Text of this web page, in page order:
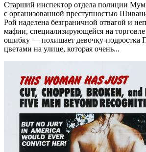
Старший инспектор отдела полиции
с организованной преступностью
Рой наделена безграничной отвагой и
мафии, специализирующейся на
ошибку — похищает девочку-подростка
цветами на улице, которая очень...